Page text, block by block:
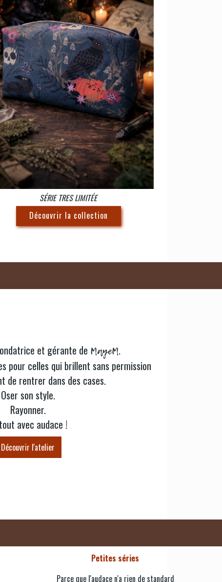
SÉRIE TRES LIMITÉE
Découvrir la collection
et gérante de MayeM.
pour celles qui brillent sans permission
de rentrer dans des cases.
Oser son style.
Rayonner.
avec audace !
Découvrir l'atelier
Petites séries
Parce que l'audace n'a rien de standard